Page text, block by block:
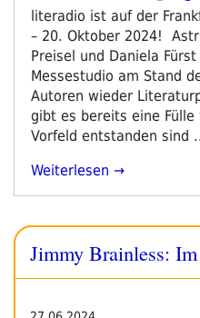
Helena-
Adler-
Preis
Für
Rebellische
Literatur“
literadio ist auf der
– 20. Oktober 2024!
Preisel und Daniela
Messestudio am Stand
Autoren wieder
gibt es bereits eine
Vorfeld entstanden sind
„literadio-
Weiterlesen
Jimmy Brainless: